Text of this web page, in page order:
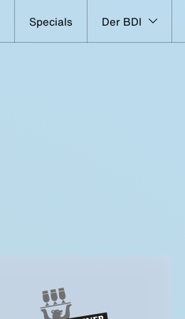
Specials Der BDI